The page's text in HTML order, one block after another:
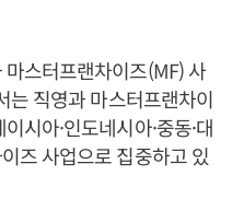
스터프랜차이즈(MF) 사
는 직영과 마스터프랜차이
시아·인도네시아·중동·대
즈 사업으로 집중하고 있